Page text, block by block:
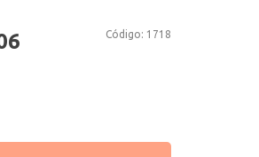
Código: 1718